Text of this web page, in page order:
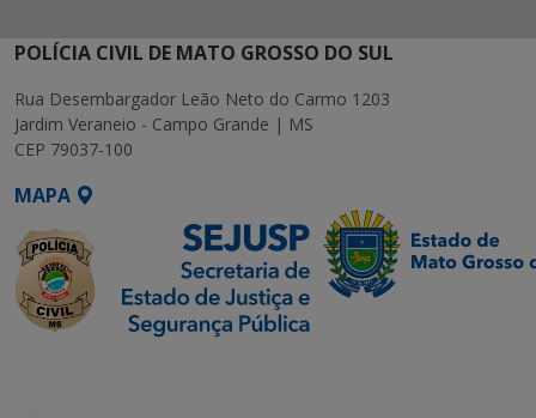
POLÍCIA CIVIL DE MATO GROSSO DO SUL
Rua Desembargador Leão Neto do Carmo 1203
Jardim Veraneio - Campo Grande | MS
CEP 79037-100
MAPA